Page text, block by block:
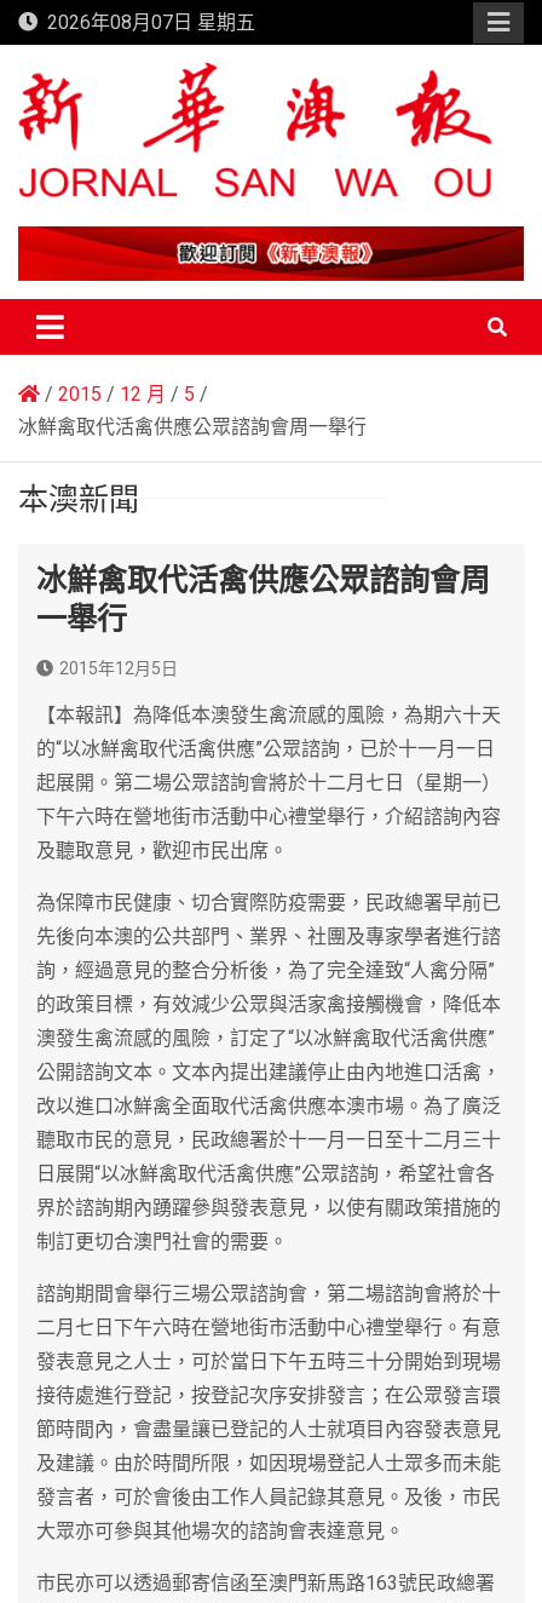
Skip
to
content
2026年08月07日 星期五
新華澳報
2015 12 月
5
冰鮮禽取代活禽供應公眾諮詢會周一舉行
本澳新聞
冰鮮禽取代活禽供應公眾諮詢會周
一舉行
2015年12月5日
【本報訊】為降低本澳發生禽流感的風險，為期六十天
的“以冰鮮禽取代活禽供應”公眾諮詢，已於十一月一日
起展開。第二場公眾諮詢會將於十二月七日（星期一）
下午六時在營地街市活動中心禮堂舉行，介紹諮詢內容
及聽取意見，歡迎市民出席。
為保障市民健康、切合實際防疫需要，民政總署早前已
先後向本澳的公共部門、業界、社團及專家學者進行諮
詢，經過意見的整合分析後，為了完全達致“人禽分隔”
的政策目標，有效減少公眾與活家禽接觸機會，降低本
澳發生禽流感的風險，訂定了“以冰鮮禽取代活禽供應”
公開諮詢文本。文本內提出建議停止由內地進口活禽，
改以進口冰鮮禽全面取代活禽供應本澳市場。為了廣泛
聽取市民的意見，民政總署於十一月一日至十二月三十
日展開“以冰鮮禽取代活禽供應”公眾諮詢，希望社會各
界於諮詢期內踴躍參與發表意見，以使有關政策措施的
制訂更切合澳門社會的需要。
諮詢期間會舉行三場公眾諮詢會，第二場諮詢會將於十
二月七日下午六時在營地街市活動中心禮堂舉行。有意
發表意見之人士，可於當日下午五時三十分開始到現場
接待處進行登記，按登記次序安排發言；在公眾發言環
節時間內，會盡量讓已登記的人士就項目內容發表意見
及建議。由於時間所限，如因現場登記人士眾多而未能
發言者，可於會後由工作人員記錄其意見。及後，市民
大眾亦可參與其他場次的諮詢會表達意見。
市民亦可以透過郵寄信函至澳門新馬路163號民政總署